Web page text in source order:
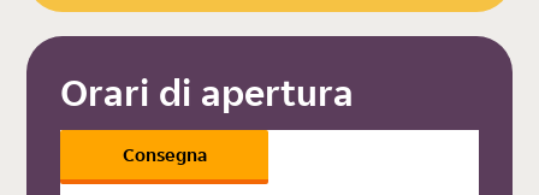
Orari di apertura
Consegna